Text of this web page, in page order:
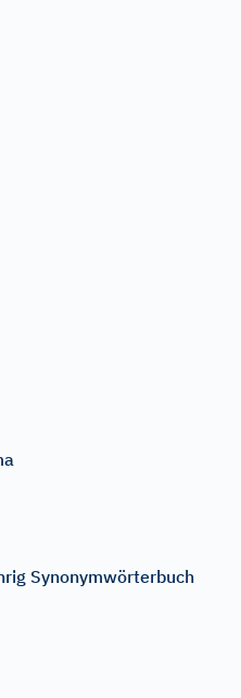
Synonymwörterbuch